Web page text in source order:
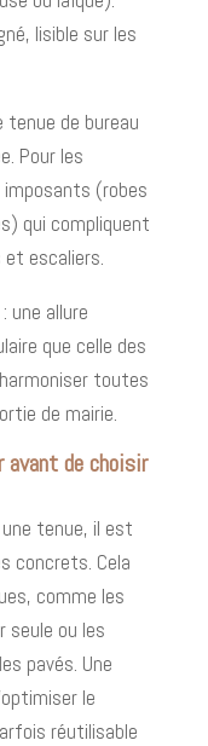
lisible sur les
de bureau
Pour les
imposants (robes
qui compliquent
et escaliers.
une allure
que celle des
toutes
de mairie.
avant de choisir
tenue, il est
concrets. Cela
comme les
seule ou les
pavés. Une
le
réutilisable